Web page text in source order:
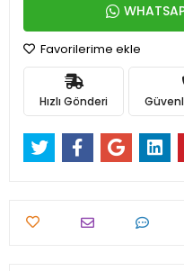
Favorilerime ekle
Hızlı Gönderi